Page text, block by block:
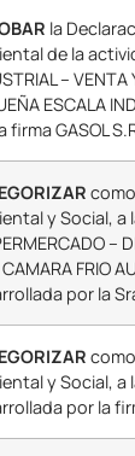
la
de la
– VENTA
ESCALA
firma GASOL
y Social, a
–
FRIO
por la
y Social, a
por la